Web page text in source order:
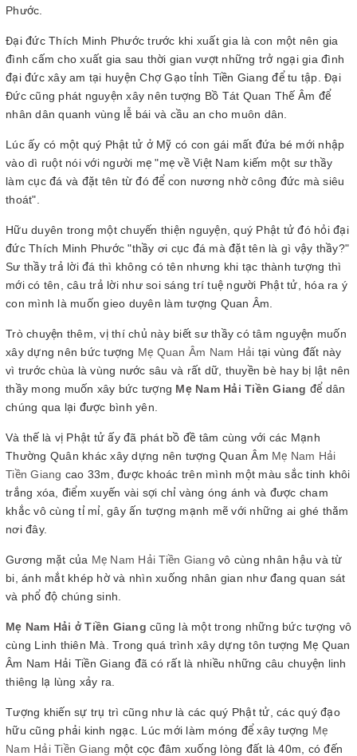
Phước.
Đại đức Thích Minh Phước trước khi xuất gia là con một nên gia
đình cấm cho xuất gia sau thời gian vượt những trở ngại gia đình
đại đức xây am tại huyện Chợ Gạo tỉnh Tiền Giang để tu tập. Đại
Đức cũng phát nguyện xây nên tượng Bồ Tát Quan Thế Âm để
nhân dân quanh vùng lễ bái và cầu an cho muôn dân.
Lúc ấy có một quý Phật tử ở Mỹ có con gái mất đứa bé mới nhập
vào dì ruột nói với người mẹ "mẹ về Việt Nam kiếm một sư thầy
làm cục đá và đặt tên từ đó để con nương nhờ công đức mà siêu
thoát".
Hữu duyên trong một chuyến thiện nguyện, quý Phật tử đó hỏi đại
đức Thích Minh Phước "thầy ơi cục đá mà đặt tên là gì vậy thầy?"
Sư thầy trả lời đá thì không có tên nhưng khi tạc thành tượng thì
mới có tên, câu trả lời như soi sáng trí tuệ người Phật tử, hóa ra ý
con mình là muốn gieo duyên làm tượng Quan Âm.
Trò chuyện thêm, vị thí chủ này biết sư thầy có tâm nguyện muốn
xây dựng nên bức tượng Mẹ Quan Âm Nam Hải tại vùng đất này
vì trước chùa là vùng nước sâu và rất dữ, thuyền bè hay bị lật nên
thầy mong muốn xây bức tượng Mẹ Nam Hải Tiền Giang để dân
chúng qua lại được bình yên.
Và thế là vị Phật tử ấy đã phát bồ đề tâm cùng với các Mạnh
Thường Quân khác xây dựng nên tượng Quan Âm Mẹ Nam Hải
Tiền Giang cao 33m, được khoác trên mình một màu sắc tinh khôi
trắng xóa, điểm xuyến vài sợi chỉ vàng óng ánh và được cham
khắc vô cùng tỉ mỉ, gây ấn tượng mạnh mẽ với những ai ghé thăm
nơi đây.
Gương mặt của Mẹ Nam Hải Tiền Giang vô cùng nhân hậu và từ
bi, ánh mắt khép hờ và nhìn xuống nhân gian như đang quan sát
và phổ độ chúng sinh.
Mẹ Nam Hải ở Tiền Giang cũng là một trong những bức tượng vô
cùng Linh thiên Mà. Trong quá trình xây dựng tôn tượng Mẹ Quan
Âm Nam Hải Tiền Giang đã có rất là nhiều những câu chuyện linh
thiêng lạ lùng xảy ra.
Tượng khiến sự trụ trì cũng như là các quý Phật tử, các quý đạo
hữu cũng phải kinh ngạc. Lúc mới làm móng để xây tượng Mẹ
Nam Hải Tiền Giang một cọc đâm xuống lòng đất là 40m, có đến